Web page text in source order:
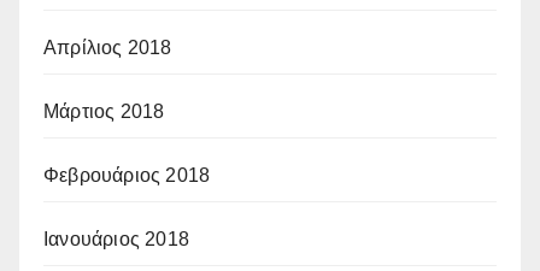
Απρίλιος 2018
Μάρτιος 2018
Φεβρουάριος 2018
Ιανουάριος 2018